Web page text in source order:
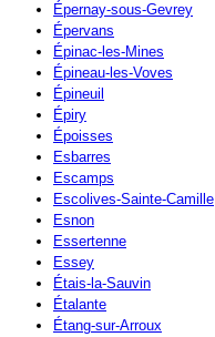
Épernay-sous-Gevrey
Épervans
Épinac-les-Mines
Épineau-les-Voves
Épineuil
Épiry
Époisses
Esbarres
Escamps
Escolives-Sainte-Camille
Esnon
Essertenne
Essey
Étais-la-Sauvin
Étalante
Étang-sur-Arroux